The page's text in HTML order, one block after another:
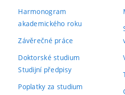
Harmonogram
akademického roku
Závěrečné práce
Doktorské studium
Studijní předpisy
Poplatky za studium